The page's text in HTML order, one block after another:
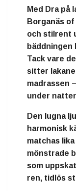
Med Dra på
Borganäs
och stilrent
bäddningen
Tack vare
sitter
madrassen
under
Den lugna
harmonisk
matchas
mönstrade
som
ren, tidlös